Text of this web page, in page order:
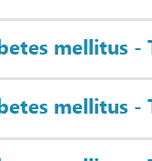
mellitus -
mellitus -